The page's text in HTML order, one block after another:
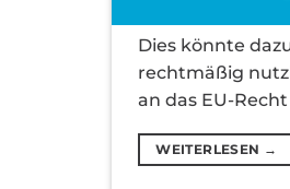
Dies könnte
rechtmäßig
an das EU-
WEITERLESEN →